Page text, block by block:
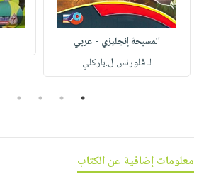
انشر
كتابك
تواصل
معنا
المسبحة إنجليزي - عربي
لـ فلورنس ل.باركلي
1
2
3
4
معلومات إضافية عن الكتاب